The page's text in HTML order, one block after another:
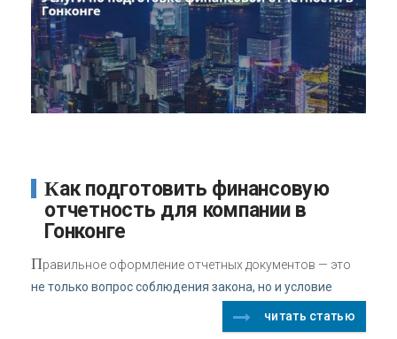
Как подготовить финансовую
отчетность для компании в
Гонконге
Правильное оформление отчетных документов — это
не только вопрос соблюдения закона, но и условие
читать статью